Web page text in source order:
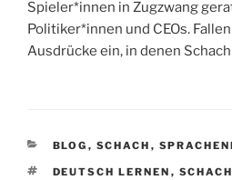
Spieler*innen in Zugzwang
Politiker*innen und CEOs.
Ausdrücke ein, in denen
KATEGORIEN
BLOG , SCHACH ,
SCHLAGWÖRTER
DEUTSCH LERNEN , SCHACH